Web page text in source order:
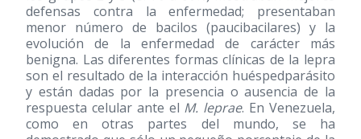
defensas contra la enfermedad; presentaban
menor número de bacilos (paucibacilares) y la
evolución de la enfermedad de carácter más
benigna. Las diferentes formas clínicas de la lepra
son el resultado de la interacción huéspedparásito
y están dadas por la presencia o ausencia de la
respuesta celular ante el M. leprae. En Venezuela,
como en otras partes del mundo, se ha